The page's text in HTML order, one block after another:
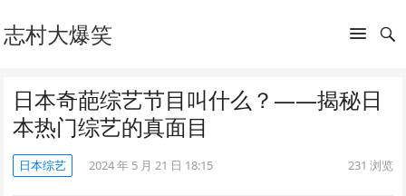
志村大爆笑
日本奇葩综艺节目叫什么？——揭秘日
本热门综艺的真面目
日本综艺 2024 年 5 月 21 日 18:15 231 浏览